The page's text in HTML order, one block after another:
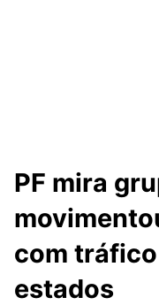
PF mira
com
estados